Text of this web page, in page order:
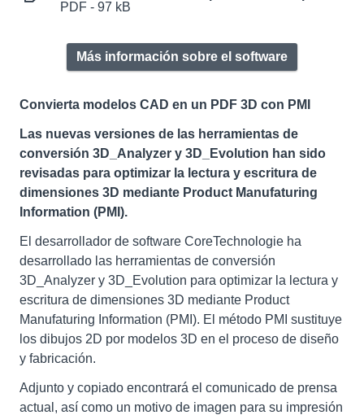
PDF - 97 kB
Más información sobre el software
Convierta modelos CAD en un PDF 3D con PMI
Las nuevas versiones de las herramientas de
conversión 3D_Analyzer y 3D_Evolution han sido
revisadas para optimizar la lectura y escritura de
dimensiones 3D mediante Product Manufaturing
Information (PMI).
El desarrollador de software CoreTechnologie ha
desarrollado las herramientas de conversión
3D_Analyzer y 3D_Evolution para optimizar la lectura y
escritura de dimensiones 3D mediante Product
Manufaturing Information (PMI). El método PMI sustituye
los dibujos 2D por modelos 3D en el proceso de diseño
y fabricación.
Adjunto y copiado encontrará el comunicado de prensa
actual, así como un motivo de imagen para su impresión